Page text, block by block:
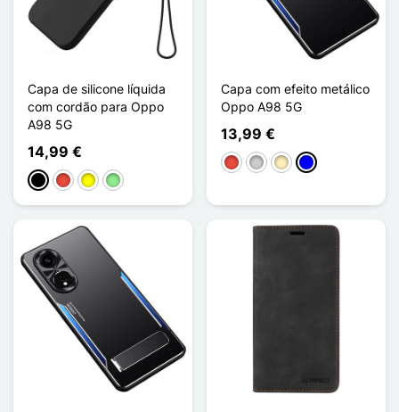
Capa de silicone líquida
com cordão para Oppo
A98 5G
14,99 €
PretoVermelho
AmareloVerde claro
Capa com efeito metálico
Oppo A98 5G
13,99 €
Vermelho
PrataOuroAzul